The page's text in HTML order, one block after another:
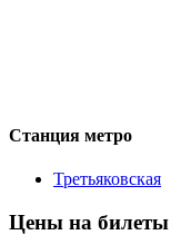
Станция метро
Третьяковская
Цены на билеты